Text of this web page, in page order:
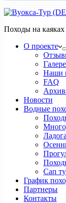
Походы на каяках
О проекте
Наши
FAQ
Новости
Водные
Ладога
Сап
График
Партнеры
Контакты